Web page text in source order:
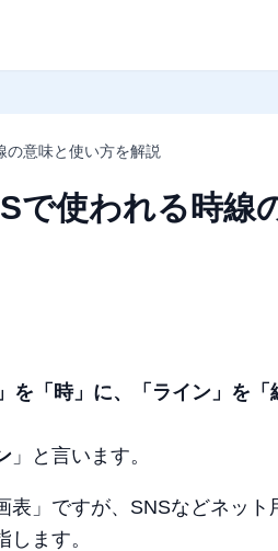
の意味と使い方を解説
で使われる時線
を「時」に、「ライン」を
」と言います。
」ですが、SNSなどネット
ます。